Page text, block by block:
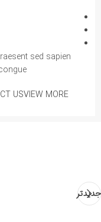
sed sapien
VIEW MORE
US
جدیدتر